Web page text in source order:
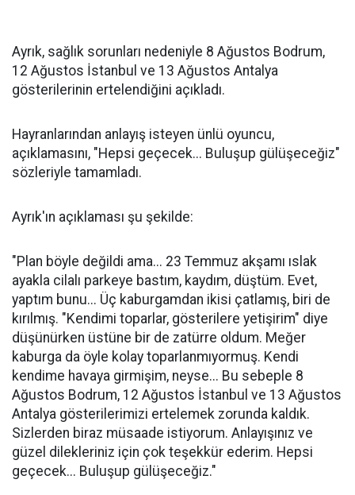
Ayrık, sağlık sorunları nedeniyle 8 Ağustos Bodrum,
12 Ağustos İstanbul ve 13 Ağustos Antalya
gösterilerinin ertelendiğini açıkladı.
Hayranlarından anlayış isteyen ünlü oyuncu,
açıklamasını, "Hepsi geçecek... Buluşup gülüşeceğiz"
sözleriyle tamamladı.
Ayrık'ın açıklaması şu şekilde:
"Plan böyle değildi ama... 23 Temmuz akşamı ıslak
ayakla cilalı parkeye bastım, kaydım, düştüm. Evet,
yaptım bunu... Üç kaburgamdan ikisi çatlamış, biri de
kırılmış. "Kendimi toparlar, gösterilere yetişirim" diye
düşünürken üstüne bir de zatürre oldum. Meğer
kaburga da öyle kolay toparlanmıyormuş. Kendi
kendime havaya girmişim, neyse... Bu sebeple 8
Ağustos Bodrum, 12 Ağustos İstanbul ve 13 Ağustos
Antalya gösterilerimizi ertelemek zorunda kaldık.
Sizlerden biraz müsaade istiyorum. Anlayışınız ve
güzel dilekleriniz için çok teşekkür ederim. Hepsi
geçecek... Buluşup gülüşeceğiz."